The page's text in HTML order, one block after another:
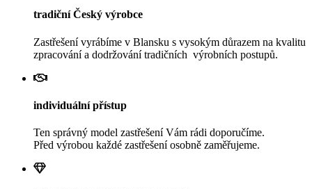
tradiční Český výrobce
Zastřešení vyrábíme v Blansku s vysokým důrazem na kvalitu
zpracování a dodržování tradičních výrobních postupů.
individuální přístup
Ten správný model zastřešení Vám rádi doporučíme.
Před výrobou každé zastřešení osobně zaměřujeme.